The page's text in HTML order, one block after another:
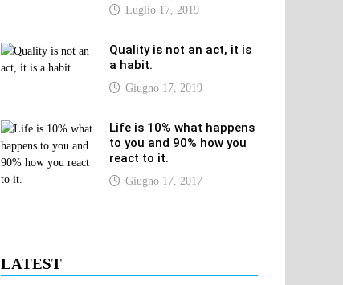
Luglio 17, 2019
Quality is not an act, it is
a habit.
Giugno 17, 2019
Life is 10% what happens
to you and 90% how you
react to it.
Giugno 17, 2017
LATEST